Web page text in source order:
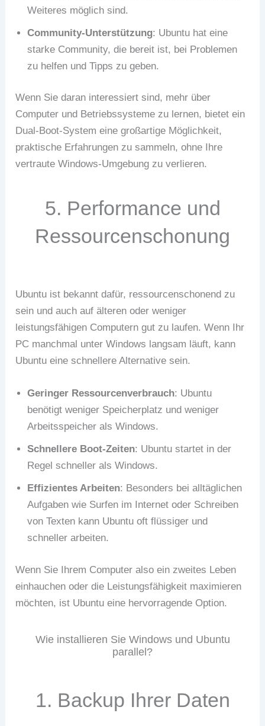
Weiteres möglich sind.
Community-Unterstützung: Ubuntu hat eine
starke Community, die bereit ist, bei Problemen
zu helfen und Tipps zu geben.
Wenn Sie daran interessiert sind, mehr über
Computer und Betriebssysteme zu lernen, bietet ein
Dual-Boot-System eine großartige Möglichkeit,
praktische Erfahrungen zu sammeln, ohne Ihre
vertraute Windows-Umgebung zu verlieren.
5. Performance und
Ressourcenschonung
Ubuntu ist bekannt dafür, ressourcenschonend zu
sein und auch auf älteren oder weniger
leistungsfähigen Computern gut zu laufen. Wenn Ihr
PC manchmal unter Windows langsam läuft, kann
Ubuntu eine schnellere Alternative sein.
Geringer Ressourcenverbrauch: Ubuntu
benötigt weniger Speicherplatz und weniger
Arbeitsspeicher als Windows.
Schnellere Boot-Zeiten: Ubuntu startet in der
Regel schneller als Windows.
Effizientes Arbeiten: Besonders bei alltäglichen
Aufgaben wie Surfen im Internet oder Schreiben
von Texten kann Ubuntu oft flüssiger und
schneller arbeiten.
Wenn Sie Ihrem Computer also ein zweites Leben
einhauchen oder die Leistungsfähigkeit maximieren
möchten, ist Ubuntu eine hervorragende Option.
Wie installieren Sie Windows und Ubuntu
parallel?
1. Backup Ihrer Daten